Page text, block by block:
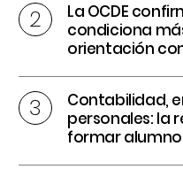
La OCDE
condiciona
orientación
Contabilidad,
personales: la
formar